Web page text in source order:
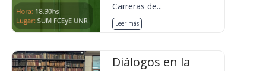
Carreras de...
Leer más
Diálogos en la